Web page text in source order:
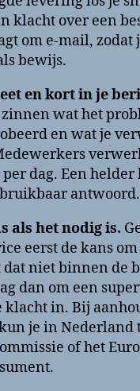
klacht over een
om e-mail, zodat
bewijs.
en kort in je
wat het
en wat je
dag. Een
antwoord.
als het nodig is.
eerst de kans om
dat niet binnen de
dan om een
klacht in. Bij
je in Nederland
of het